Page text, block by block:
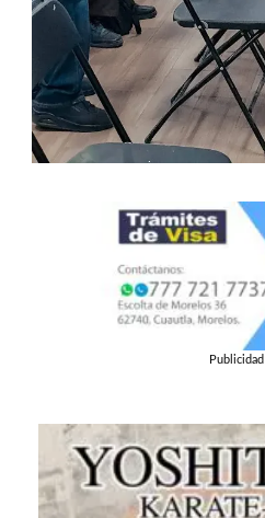
Publicidad